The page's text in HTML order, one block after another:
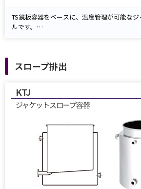
TS鏡板容器をベースに、温度管理が可能な
ルです。
スロープ排出
KTJ
ジャケットスロープ容器